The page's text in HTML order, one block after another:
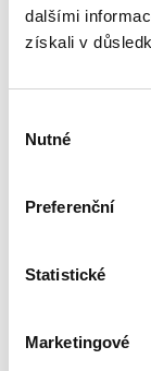
dalšími
získali v
souhlasu
Nutné
Preferenční
Statistické
Marketingové
Milý tati -
Diana Cam Van